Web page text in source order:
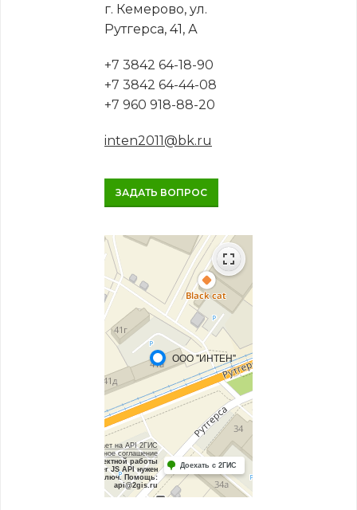
г. Кемерово, ул.
Рутгерса, 41, А
+7 3842 64-18-90
+7 3842 64-44-08
+7 960 918-88-20
inten2011@bk.ru
ЗАДАТЬ ВОПРОС